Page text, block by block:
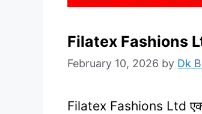
Filatex Fashions
February 10, 2026 by Dk
Filatex Fashions Ltd एक